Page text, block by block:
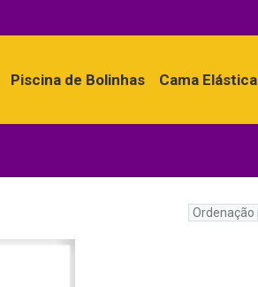
Piscina de Bolinhas Cama Elástica